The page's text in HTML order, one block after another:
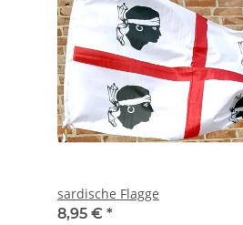
sardische Flagge
8,95 € *